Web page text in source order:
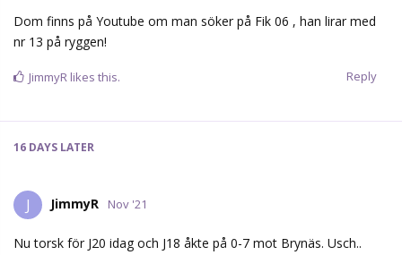
Dom finns på Youtube om man söker på Fik 06 , han lirar med
nr 13 på ryggen!
Reply
JimmyR likes this.
16 DAYS LATER
J JimmyR Nov '21
Nu torsk för J20 idag och J18 åkte på 0-7 mot Brynäs. Usch..